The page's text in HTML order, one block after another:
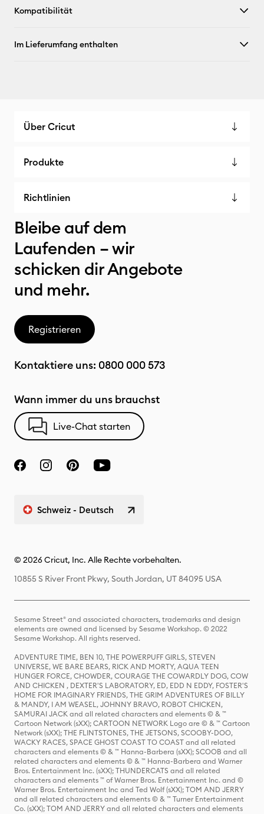
Kompatibilität
Im Lieferumfang enthalten
Über Cricut
Produkte
Richtlinien
Bleibe auf dem
Laufenden – wir
schicken dir Angebote
und mehr.
Registrieren
Kontaktiere uns: 0800 000 573
Wann immer du uns brauchst
Live-Chat starten
Schweiz - Deutsch
© 2026 Cricut, Inc. Alle Rechte vorbehalten.
10855 S River Front Pkwy, South Jordan, UT 84095 USA
Sesame Street® and associated characters, trademarks and design
elements are owned and licensed by Sesame Workshop. © 2022
Sesame Workshop. All rights reserved.
ADVENTURE TIME, BEN 10, THE POWERPUFF GIRLS, STEVEN
UNIVERSE, WE BARE BEARS, RICK AND MORTY, AQUA TEEN
HUNGER FORCE, CHOWDER, COURAGE THE COWARDLY DOG, COW
AND CHICKEN , DEXTER'S LABORATORY, ED, EDD N EDDY, FOSTER'S
HOME FOR IMAGINARY FRIENDS, THE GRIM ADVENTURES OF BILLY
& MANDY, I AM WEASEL, JOHNNY BRAVO, ROBOT CHICKEN,
SAMURAI JACK and all related characters and elements © & ™
Cartoon Network (sXX); CARTOON NETWORK Logo are © & ™ Cartoon
Network (sXX); THE FLINTSTONES, THE JETSONS, SCOOBY-DOO,
WACKY RACES, SPACE GHOST COAST TO COAST and all related
characters and elements © & ™ Hanna-Barbera (sXX); SCOOB and all
related characters and elements © & ™ Hanna-Barbera and Warner
Bros. Entertainment Inc. (sXX); THUNDERCATS and all related
characters and elements ™ of Warner Bros. Entertainment Inc. and ©
Warner Bros. Entertainment Inc and Ted Wolf (sXX); TOM AND JERRY
and all related characters and elements © & ™ Turner Entertainment
Co. (sXX); TOM AND JERRY and all related characters and elements